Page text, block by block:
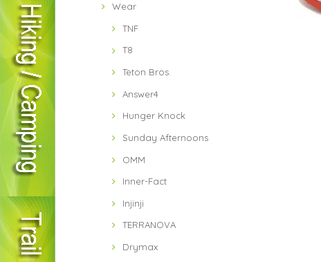
Wear
TNF
T8
Teton Bros.
Answer4
Hunger Knock
Sunday Afternoons
OMM
Inner-Fact
Injinji
TERRANOVA
Drymax